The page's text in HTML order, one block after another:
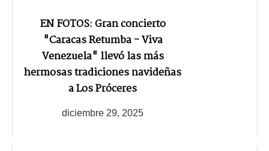
EN FOTOS: Gran concierto
"Caracas Retumba - Viva
Venezuela" llevó las más
hermosas tradiciones navideñas
a Los Próceres
diciembre 29, 2025